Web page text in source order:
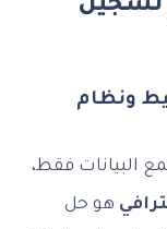
تسجيل
ونظام
البيانات فقط،
هو حل